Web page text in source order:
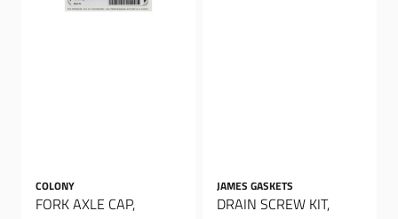
COLONY
FORK AXLE CAP,
JAMES GASKETS
DRAIN SCREW KIT,